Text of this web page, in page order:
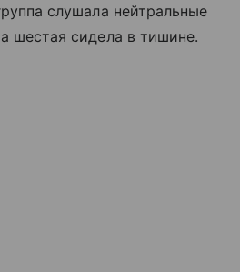
слушала нейтральные
шестая сидела в тишине.